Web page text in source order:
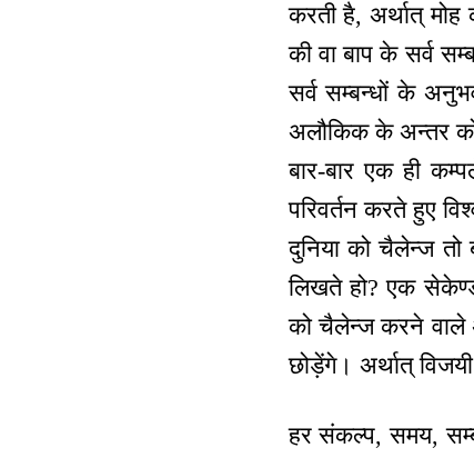
करती है, अर्थात् मोह
की वा बाप के सर्व
सर्व सम्बन्धों के
अलौकिक के अन्तर को
बार-बार एक ही
परिवर्तन करते हुए
दुनिया को चैलेन्ज
लिखते हो? एक सेकेण्ड
को चैलेन्ज करने वाले
छोड़ेंगे। अर्थात्
हर संकल्प, समय,